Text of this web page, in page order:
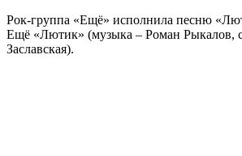
Рок-группа «Ещё» исполнила песню
Ещё «Лютик» (музыка – Роман Рыкалов,
Заславская).